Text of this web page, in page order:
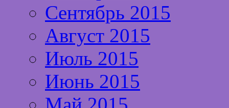
Сентябрь 2015
Август 2015
Июль 2015
Июнь 2015